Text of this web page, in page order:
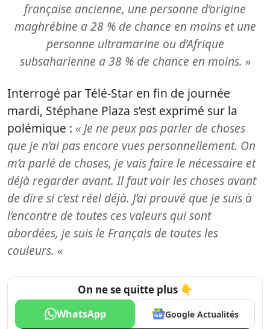
française ancienne, une personne d’origine
maghrébine a 28 % de chance en moins et une
personne ultramarine ou d’Afrique
subsaharienne a 38 % de chance en moins. »
Interrogé par Télé-Star en fin de journée
mardi, Stéphane Plaza s’est exprimé sur la
polémique : « Je ne peux pas parler de choses
que je n’ai pas encore vues personnellement. On
m’a parlé de choses, je vais faire le nécessaire et
déjà regarder avant. Il faut voir les choses avant
de dire si c’est réel déjà. J’ai prouvé que je suis à
l’encontre de toutes ces valeurs qui sont
abordées, je suis le Français de toutes les
couleurs. «
On ne se quitte plus 👇
WhatsApp Google Actualités